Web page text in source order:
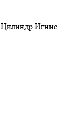
Цилиндр Игнис